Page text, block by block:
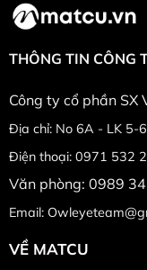
THÔNG TIN CÔNG
Công ty cổ phần SX
Địa chỉ: No 6A - LK 5-
Điện thoại: 0971 532
Văn phòng: 0989
Email:
VỀ MATCU